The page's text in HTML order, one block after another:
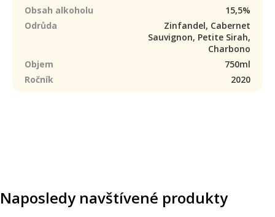
Obsah alkoholu
15,5%
Odrůda
Zinfandel, Cabernet
Sauvignon, Petite Sirah,
Charbono
Objem
750ml
Ročník
2020
Naposledy navštívené produkty